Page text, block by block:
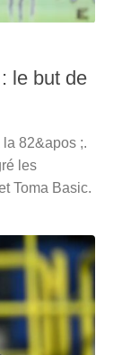
le but de
82&apos ;.
les
Toma Basic.